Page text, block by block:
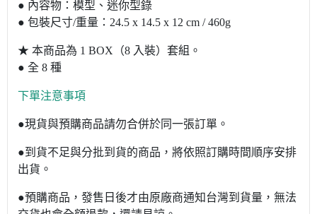
● 內容物：模型、迷你型錄
● 包裝尺寸/重量：24.5 x 14.5 x 12 cm / 460g
★ 本商品為 1 BOX（8 入裝）套組。
● 全 8 種
下單注意事項
●現貨與預購商品請勿合併於同一張訂單。
●到貨不足與分批到貨的商品，將依照訂購時間順序安排
出貨。
●預購商品，發售日後才由原廠商通知台灣到貨量，無法